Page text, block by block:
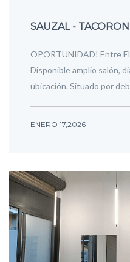
SAUZAL -
OPORTUNIDAD! Entre
Disponible amplio salón,
ubicación. Situado por
ENERO 17,2026